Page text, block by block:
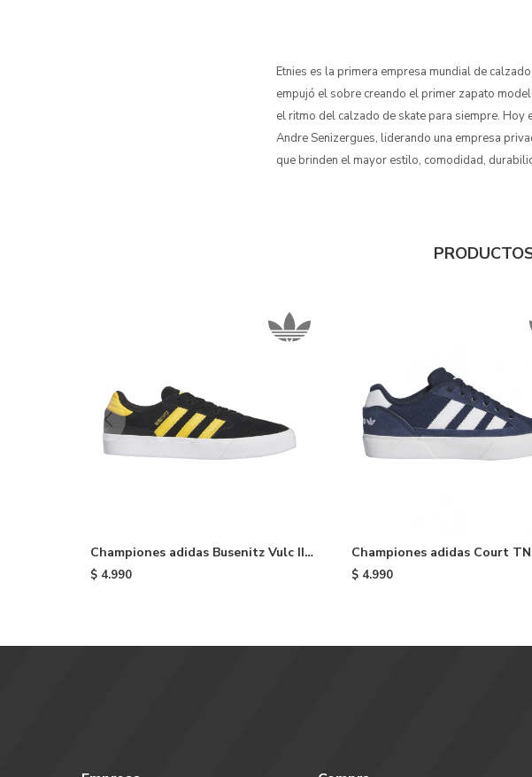
Etnies es la primera empresa mundial de
empujó el sobre creando el primer zapato
el ritmo del calzado de skate para siempre.
Andre Senizergues, liderando una empresa
que brinden el mayor estilo, comodidad,
Championes adidas Busenitz Vulc II -
Black
$ 4.990
Championes adidas Court
Premiere - Blue
$ 4.990